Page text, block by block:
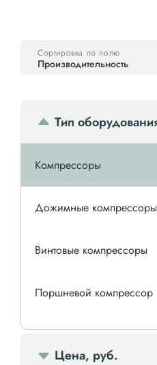
Производительность
Сортировка по полю
Тип
Компрессоры
Дожимные компрессоры
Винтовые компрессоры
Поршневой компрессор
Спиральные
Цена, руб.